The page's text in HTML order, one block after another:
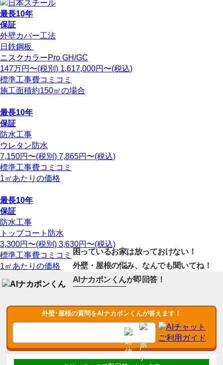
最長10年
保証
外壁カバー工法
日鉄鋼板
ニスクカラーPro GH/GC
147万円〜(税別) 1,617,000円〜(税込)
標準工事費コミコミ
施工面積約150㎡の場合
最長10年
保証
防水工事
ウレタン防水
7,150円〜(税別) 7,865円〜(税込)
標準工事費コミコミ
1㎡あたりの価格
最長10年
保証
防水工事
トップコート防水
3,300円〜(税別) 3,630円〜(税込)
標準工事費コミコミ
1㎡あたりの価格
困っているお家は放っておけない！
外壁・屋根の悩み、なんでも聞いてね！
AIナカポンくんが即回答！
外壁･屋根の質問をAIナカポンくんが答えます！